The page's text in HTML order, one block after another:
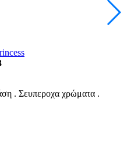
. Σευπεροχα χρώματα .